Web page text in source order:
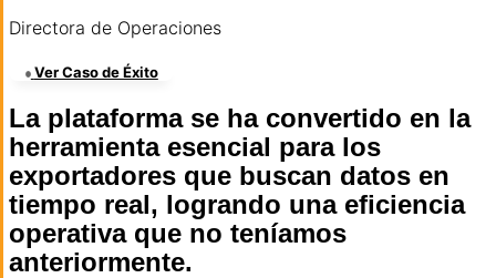
Directora de Operaciones
Ver Caso de Éxito
La plataforma se ha convertido en la
herramienta esencial para los
exportadores que buscan datos en
tiempo real, logrando una eficiencia
operativa que no teníamos
anteriormente.